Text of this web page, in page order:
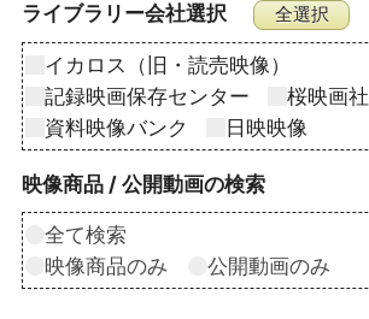
ライブラリー会社選択
イカロス（旧・読売映像）
記録映画保存センター
桜映画社
資料映像バンク
日映映像
映像商品 / 公開動画の検索
全て検索
映像商品のみ
公開動画のみ